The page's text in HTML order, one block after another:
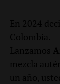
En 2024
Colombia.
Lanzamos
mezcla
un año,